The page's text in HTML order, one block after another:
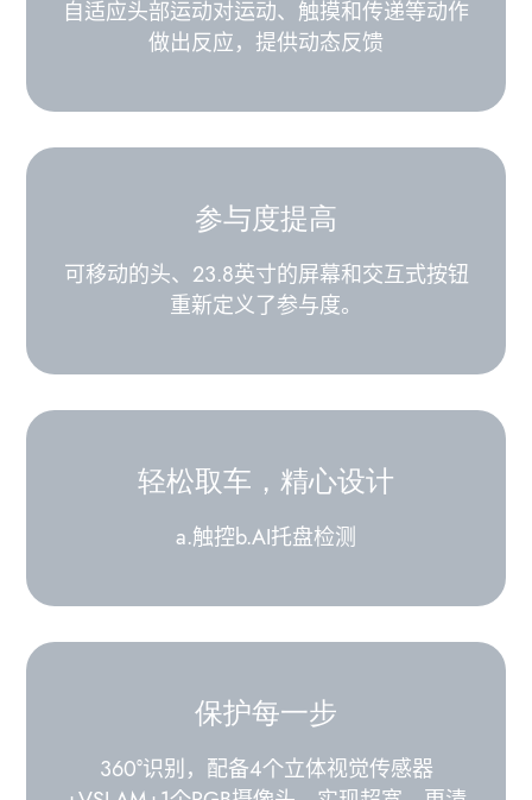
自适应头部运动对运动、触摸和传递等动作
做出反应，提供动态反馈
参与度提高
可移动的头、23.8英寸的屏幕和交互式按钮
重新定义了参与度。
轻松取车，精心设计
a.触控b.AI托盘检测
保护每一步
360°识别，配备4个立体视觉传感器